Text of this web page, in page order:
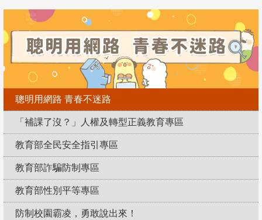
聰明用網路 青春不迷路
「補課了沒？」人權及轉型正義教育專區
教育部全民安全指引專區
教育部詐騙防制專區
教育部性別平等專區
防制校園霸凌，勇敢說出來！